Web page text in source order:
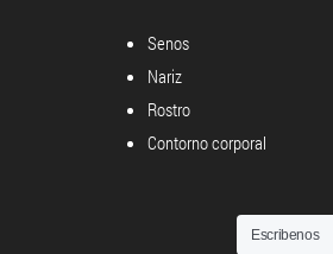
Senos
Nariz
Rostro
Contorno corporal
Escribenos